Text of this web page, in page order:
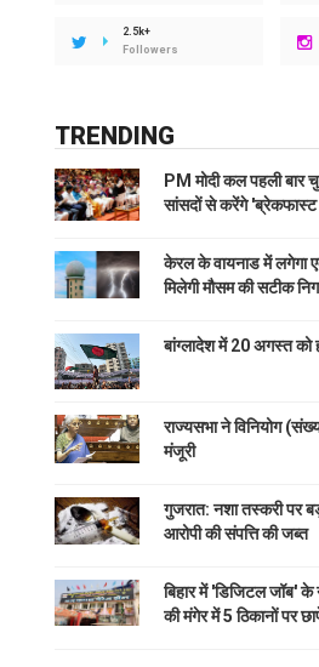
2.5k+
Followers
TRENDING
PM मोदी कल पहली
सांसदों से करेंगे 'ब्रेकफास्ट
केरल के वायनाड में लगेगा
मिलेगी मौसम की सटीक
बांग्लादेश में 20 अगस्त को
राज्यसभा ने विनियोग
मंजूरी
गुजरात: नशा तस्करी पर
आरोपी की संपत्ति की जब्त
बिहार में 'डिजिटल जॉब' के
की मंगेर में 5 ठिकानों पर